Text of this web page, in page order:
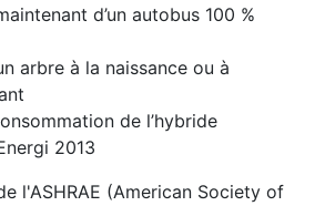
d’un autobus 100 %
arbre à la naissance ou à
de l’hybride
2013
l'ASHRAE (American Society of